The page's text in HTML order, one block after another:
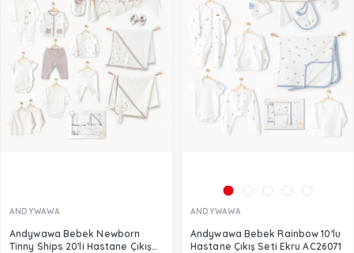
ANDYWAWA
Andywawa Bebek Newborn
Tinny Ships 20'li Hastane Çıkış
ANDYWAWA
Andywawa Bebek Rainbow 10'lu
Hastane Çıkış Seti Ekru AC26071